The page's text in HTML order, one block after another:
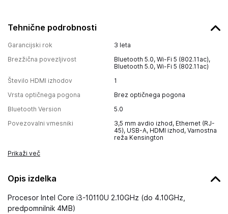
Tehnične podrobnosti
Garancijski rok
3 leta
Brezžična povezljivost
Bluetooth 5.0, Wi-Fi 5 (802.11ac),
Bluetooth 5.0, Wi-Fi 5 (802.11ac)
Število HDMI izhodov
1
Vrsta optičnega pogona
Brez optičnega pogona
Bluetooth Version
5.0
Povezovalni vmesniki
3,5 mm avdio izhod, Ethernet (RJ-
45), USB-A, HDMI izhod, Varnostna
reža Kensington
Prikaži več
Opis izdelka
Procesor Intel Core i3-10110U 2.10GHz (do 4.10GHz,
predpomnilnik 4MB)